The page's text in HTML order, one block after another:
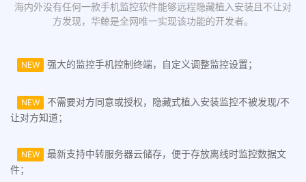
海内外没有任何一款手机监控软件能够远程隐藏植入安装且不让对
方发现，华鲸是全网唯一实现该功能的开发者。
NEW 强大的监控手机控制终端，自定义调整监控设置；
NEW
不需要对方同意或授权，隐藏式植入安装监控不被发现/不
让对方知道；
NEW
最新支持中转服务器云储存，便于存放离线时监控数据文
件；